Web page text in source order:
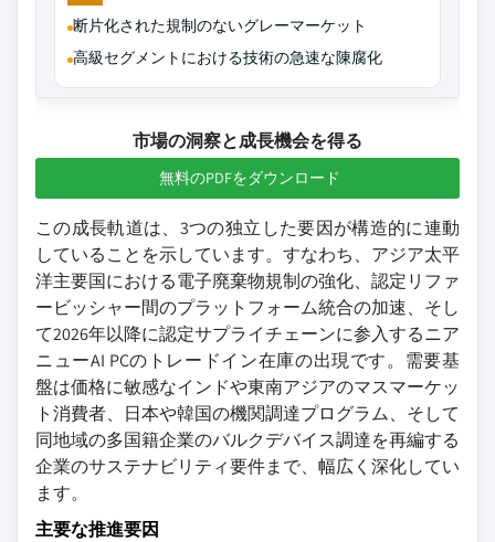
断片化された規制のないグレーマーケット
高級セグメントにおける技術の急速な陳腐化
市場の洞察と成長機会を得る
無料のPDFをダウンロード
この成長軌道は、3つの独立した要因が構造的に連動
していることを示しています。すなわち、アジア太平
洋主要国における電子廃棄物規制の強化、認定リファ
ービッシャー間のプラットフォーム統合の加速、そし
て2026年以降に認定サプライチェーンに参入するニア
ニューAI PCのトレードイン在庫の出現です。需要基
盤は価格に敏感なインドや東南アジアのマスマーケッ
ト消費者、日本や韓国の機関調達プログラム、そして
同地域の多国籍企業のバルクデバイス調達を再編する
企業のサステナビリティ要件まで、幅広く深化してい
ます。
主要な推進要因